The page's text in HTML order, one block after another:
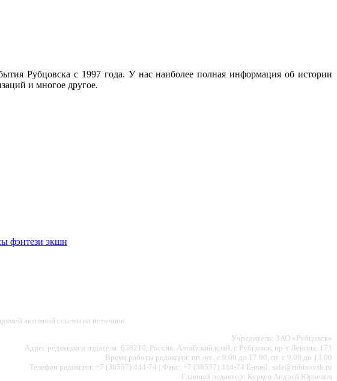
Рубцовска с 1997 года. У нас наиболее полная информация об истории
и многое другое.
фэнтези экшн
активной ссылки на источник.
Учредитель: ЗАО «Рубцовск»
Адрес редакции и издателя: 658210, Россия, Алтайский край, г. Рубцовск, пр-т Ленина, 171
Время работы редакции: пн.-чт., с 9.00 до 17.00, пт. с 9.00 до 13.00
Телефон редакции: +7 (38557) 444-74 | Факс: +7 (38557) 444-74 E-mail: sale@rubtsovsk.ru
Главный редактор: Курков Андрей Юрьевич